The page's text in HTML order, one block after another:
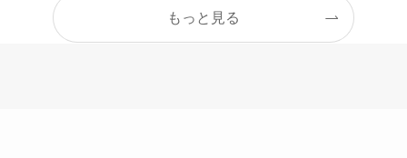
もっと見る